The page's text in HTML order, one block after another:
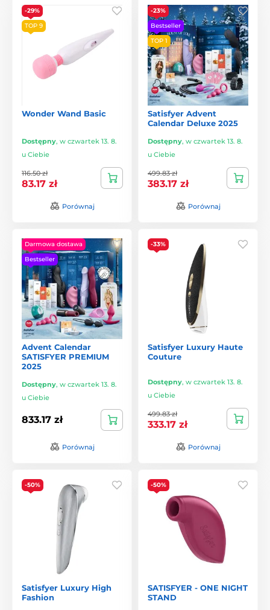
-29%
TOP 9
Wonder Wand Basic
Dostępny, w czwartek 13. 8.
u Ciebie
116.50 zł
83.17 zł
Porównaj
-23%
Bestseller
TOP 1
Satisfyer Advent
Calendar Deluxe 2025
Dostępny, w czwartek 13. 8.
u Ciebie
499.83 zł
383.17 zł
Porównaj
Darmowa dostawa
Bestseller
Advent Calendar
SATISFYER PREMIUM
2025
Dostępny, w czwartek 13. 8.
u Ciebie
833.17 zł
Porównaj
-33%
Satisfyer Luxury Haute
Couture
Dostępny, w czwartek 13. 8.
u Ciebie
499.83 zł
333.17 zł
Porównaj
-50%
Satisfyer Luxury High
Fashion
-50%
SATISFYER - ONE NIGHT
STAND